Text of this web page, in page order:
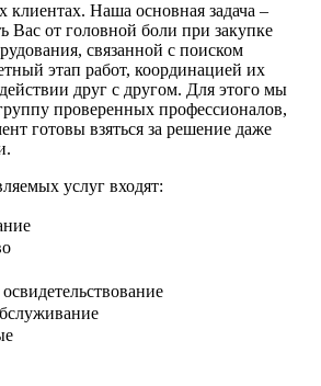
клиентах. Наша основная задача –
Вас от головной боли при закупке
связанной с поиском
этап работ, координацией их
друг с другом. Для этого мы
проверенных профессионалов,
готовы взяться за решение даже
услуг входят: